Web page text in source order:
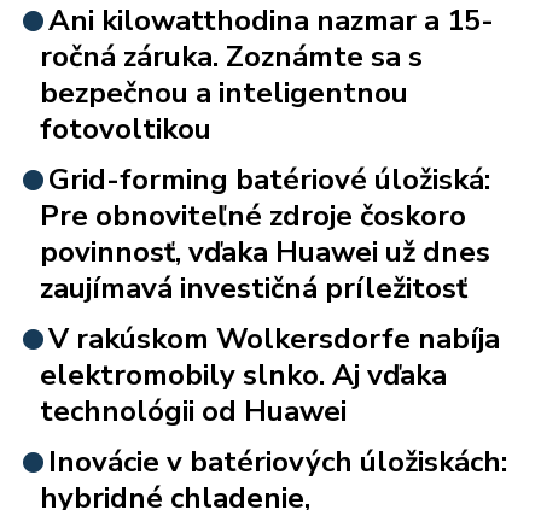
Ani kilowatthodina nazmar a 15-
ročná záruka. Zoznámte sa s
bezpečnou a inteligentnou
fotovoltikou
Grid-forming batériové úložiská:
Pre obnoviteľné zdroje čoskoro
povinnosť, vďaka Huawei už dnes
zaujímavá investičná príležitosť
V rakúskom Wolkersdorfe nabíja
elektromobily slnko. Aj vďaka
technológii od Huawei
Inovácie v batériových úložiskách:
hybridné chladenie,